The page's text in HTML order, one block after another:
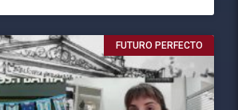
FUTURO PERFECTO